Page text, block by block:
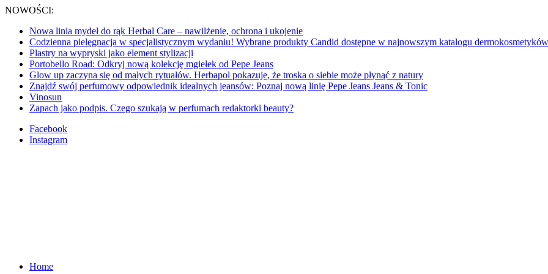
NOWOŚCI:
Nowa linia mydeł do rąk Herbal Care – nawilżenie, ochrona i ukojenie
Codzienna pielęgnacja w specjalistycznym wydaniu! Wybrane produkty Candid dostępne w najnowszym katalogu
Plastry na wypryski jako element stylizacji
Portobello Road: Odkryj nową kolekcję mgiełek od Pepe Jeans
Glow up zaczyna się od małych rytuałów. Herbapol pokazuje, że troska o siebie może płynąć z natury
Znajdź swój perfumowy odpowiednik idealnych jeansów: Poznaj nową linię Pepe Jeans Jeans & Tonic
Vinosun
Zapach jako podpis. Czego szukają w perfumach redaktorki beauty?
Facebook
Instagram
Home